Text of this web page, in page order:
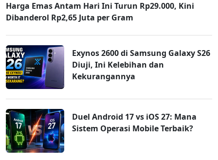
Harga Emas Antam Hari Ini Turun Rp29.000, Kini
Dibanderol Rp2,65 Juta per Gram
Exynos 2600 di Samsung Galaxy S26
Diuji, Ini Kelebihan dan
Kekurangannya
Duel Android 17 vs iOS 27: Mana
Sistem Operasi Mobile Terbaik?